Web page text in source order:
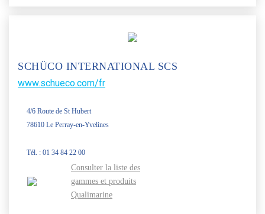
SCHÜCO INTERNATIONAL SCS
www.schueco.com/fr
4/6 Route de St Hubert
78610 Le Perray-en-Yvelines
Tél. : 01 34 84 22 00
Consulter la liste des
gammes et produits
Qualimarine